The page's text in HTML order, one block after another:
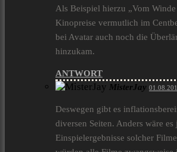
Als Beispiel hierzu „Vom
Kinopreise vermutlich im
bei Avatar auch noch die
hinzukam.
ANTWORT
MisterJay
Deswegen gibt es
diversen Seiten. Anders wäre
Einspielergebnisse solcher